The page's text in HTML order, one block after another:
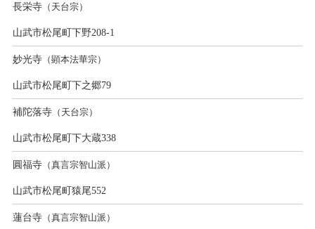
長栄寺（天台宗）
山武市松尾町下野208-1
妙光寺（顕本法華宗）
山武市松尾町下之郷79
補陀落寺（天台宗）
山武市松尾町下大蔵338
圓福寺（真言宗智山派）
山武市松尾町猿尾552
蓮台寺（真言宗智山派）